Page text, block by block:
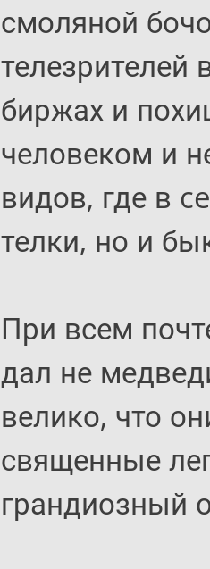
смоляной
биржах и
человеком и
видов, где в
телки, но и
При всем
дал не
велико, что
священные
грандиозный